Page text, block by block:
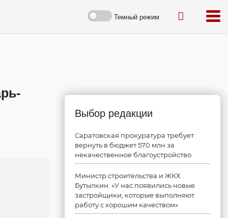
Темный режим
Выбор редакции
Саратовская прокуратура требует
вернуть в бюджет 570 млн за
некачественное благоустройство
Министр строительства и ЖКХ
Бутылкин: «У нас появились новые
застройщики, которые выполняют
работу с хорошим качеством»